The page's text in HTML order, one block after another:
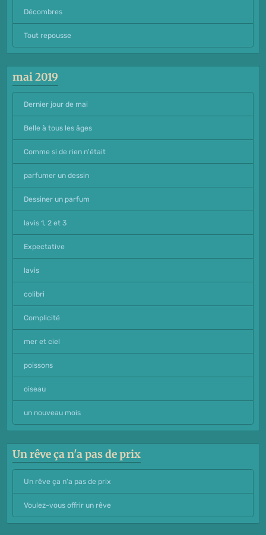
Décombres
Tout repousse
mai 2019
Dernier jour de mai
Belle à tous les âges
Comme si de rien n'était
parfumer un dessin
Dessiner un parfum
lavis 1, 2 et 3
Expectative
lavis
colibri
Complicité
mer et ciel
poissons
oiseau
un nouveau mois
Un rêve ça n'a pas de prix
Un rêve ça n'a pas de prix
Voulez-vous offrir un rêve